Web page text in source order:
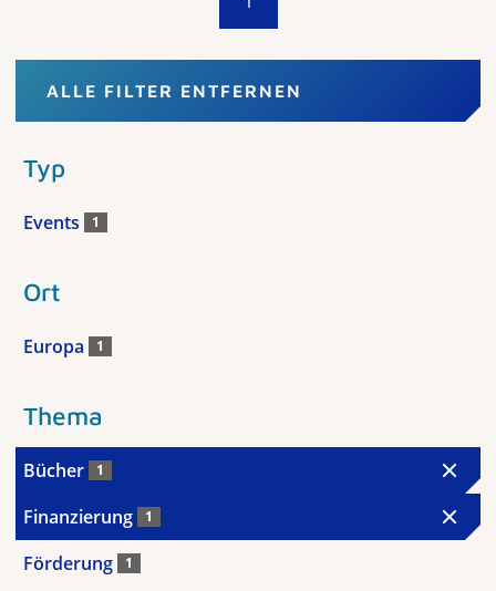
ALLE FILTER ENTFERNEN
Typ
Events 1
Ort
Europa 1
Thema
Bücher 1
Finanzierung 1
Förderung 1